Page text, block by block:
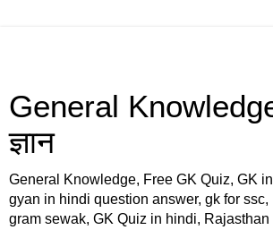
General
ज्ञान
General Knowledge, Free GK Quiz, GK
gyan in hindi question answer, gk for
gram sewak, GK Quiz in hindi, Rajasthan